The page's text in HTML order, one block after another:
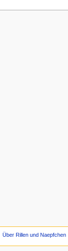
Über Rillen und Naepfchen